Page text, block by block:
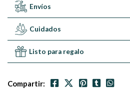
Envíos
Cuidados
Listo para regalo
Compartir: